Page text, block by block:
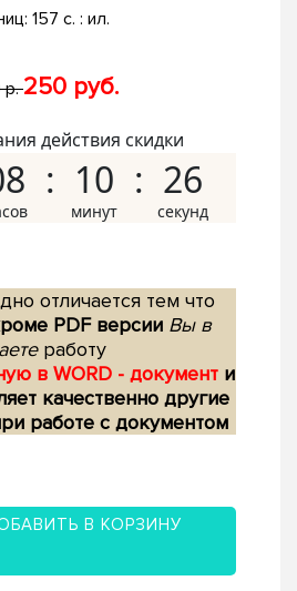
157 с. : ил.
р.250 руб.
действия скидки
10 25
отличается тем что
PDF версии Вы в
работу
в WORD - документ и
качественно другие
работе с документом
В КОРЗИНУ